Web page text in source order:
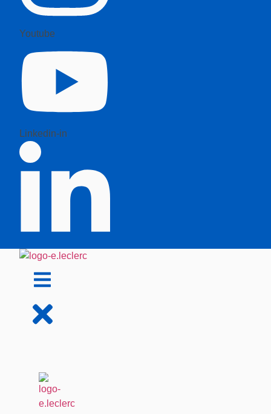
Youtube
Linkedin-in